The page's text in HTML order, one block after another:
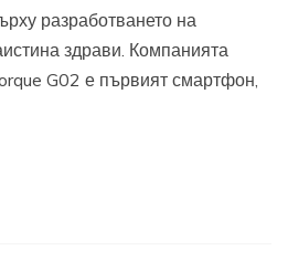
разработването на
здрави. Компанията
G02 е първият смартфон,